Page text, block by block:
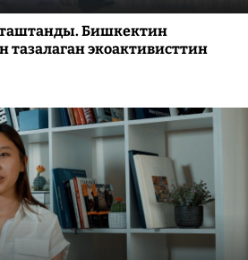
таштанды. Бишкектин
тазалаган экоактивисттин